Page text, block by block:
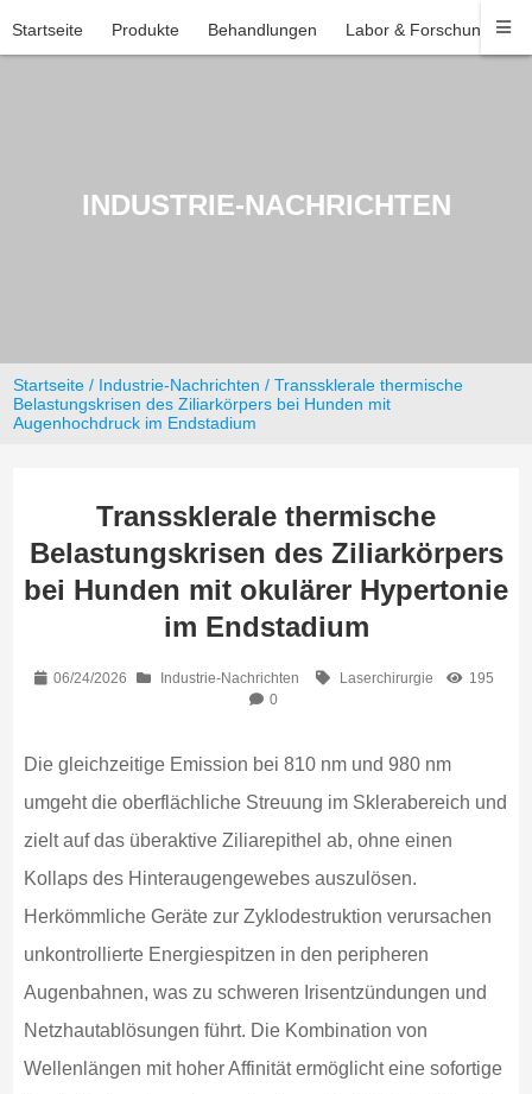
Startseite Produkte Behandlungen Labor & Forschung
INDUSTRIE-NACHRICHTEN
Startseite / Industrie-Nachrichten / Transsklerale thermische
Belastungskrisen des Ziliarkörpers bei Hunden mit
Augenhochdruck im Endstadium
Transsklerale thermische
Belastungskrisen des Ziliarkörpers
bei Hunden mit okulärer Hypertonie
im Endstadium
06/24/2026 Industrie-Nachrichten Laserchirurgie
195
0
Die gleichzeitige Emission bei 810 nm und 980 nm
umgeht die oberflächliche Streuung im Sklerabereich und
zielt auf das überaktive Ziliarepithel ab, ohne einen
Kollaps des Hinteraugengewebes auszulösen.
Herkömmliche Geräte zur Zyklodestruktion verursachen
unkontrollierte Energiespitzen in den peripheren
Augenbahnen, was zu schweren Irisentzündungen und
Netzhautablösungen führt. Die Kombination von
Wellenlängen mit hoher Affinität ermöglicht eine sofortige